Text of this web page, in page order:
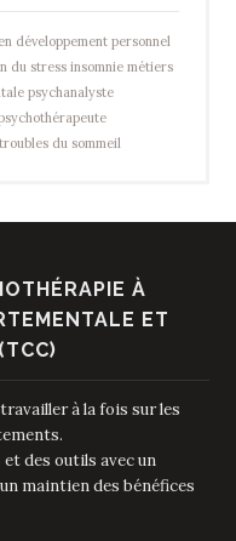
développement personnel
du stress insomnie métiers
psychanalyste
troubles du sommeil
À
ET
à la fois sur les
des outils avec un
maintien des bénéfices